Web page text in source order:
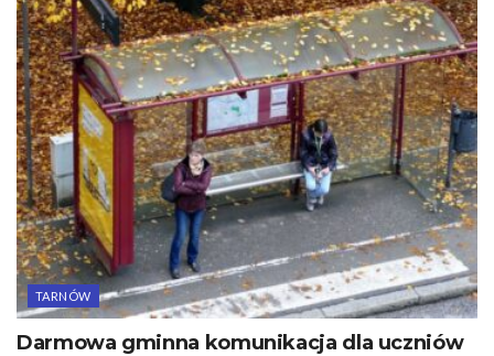
TARNÓW
Darmowa gminna komunikacja dla uczniów